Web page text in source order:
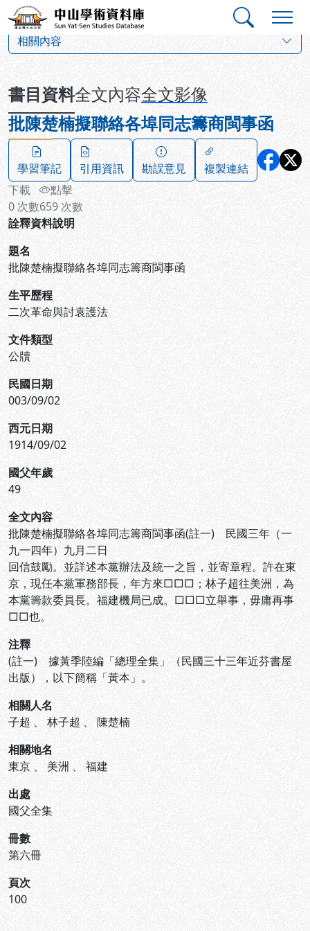
跳到主要內容
中山學術資料庫
相關內容
書目資料全文內容全文影像
批陳楚楠擬聯絡各埠同志籌商閩事函
學習筆記 引用資訊 勘誤意見
複製連結
下載
0 次數
點擊
659 次數
詮釋資料說明
題名
批陳楚楠擬聯絡各埠同志籌商閩事函
生平歷程
二次革命與討袁護法
文件類型
公牘
民國日期
003/09/02
西元日期
1914/09/02
國父年歲
49
全文內容
批陳楚楠擬聯絡各埠同志籌商閩事函(註一) 民國三年（一
九一四年）九月二日
回信鼓勵。並詳述本黨辦法及統一之旨，並寄章程。許在東
京，現任本黨軍務部長，年方來□□□；林子超往美洲，為
本黨籌款委員長。福建機局已成。□□□立舉事，毋庸再事
□□也。
注釋
(註一) 據黃季陸編「總理全集」（民國三十三年近芬書屋
出版），以下簡稱「黃本」。
相關人名
子超 、 林子超 、 陳楚楠
相關地名
東京 、 美洲 、 福建
出處
國父全集
冊數
第六冊
頁次
100